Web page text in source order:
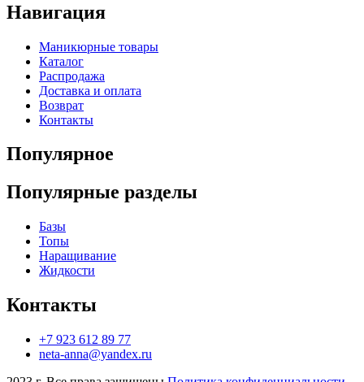
Навигация
Маникюрные товары
Каталог
Распродажа
Доставка и оплата
Возврат
Контакты
Популярное
Популярные разделы
Базы
Топы
Наращивание
Жидкости
Контакты
+7 923 612 89 77
neta-anna@yandex.ru